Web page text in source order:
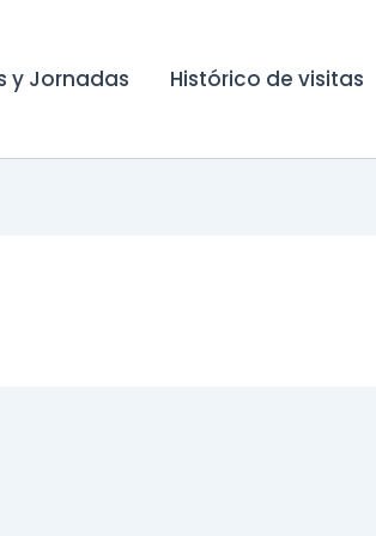
y Jornadas Histórico de visitas